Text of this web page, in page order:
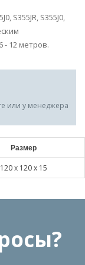
S355JR, S355J0,
- 12 метров.
или у менеджера
Размер
120 х 120 х 15